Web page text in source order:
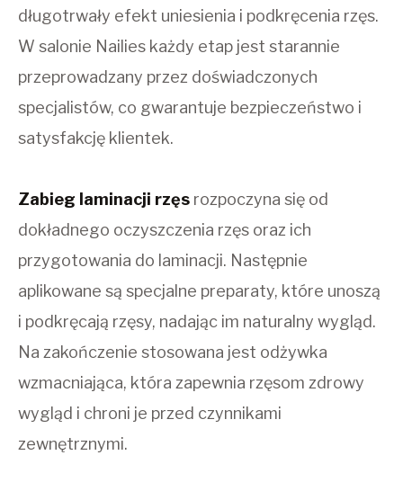
długotrwały efekt uniesienia i podkręcenia rzęs.
W salonie Nailies każdy etap jest starannie
przeprowadzany przez doświadczonych
specjalistów, co gwarantuje bezpieczeństwo i
satysfakcję klientek.
Zabieg laminacji rzęs rozpoczyna się od
dokładnego oczyszczenia rzęs oraz ich
przygotowania do laminacji. Następnie
aplikowane są specjalne preparaty, które unoszą
i podkręcają rzęsy, nadając im naturalny wygląd.
Na zakończenie stosowana jest odżywka
wzmacniająca, która zapewnia rzęsom zdrowy
wygląd i chroni je przed czynnikami
zewnętrznymi.